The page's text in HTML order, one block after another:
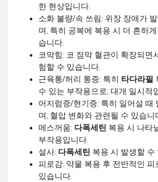
한 현상입니다.
소화 불량/속 쓰림: 위장 장애가
며, 특히 공복에 복용 시 더 흔하
습니다.
코막힘: 코 점막 혈관이 확장되면
험할 수 있습니다.
근육통/허리 통증: 특히 타다라필
수 있는 부작용으로, 대개 일시적
어지럼증/현기증: 특히 일어설 때
며, 혈압 변화와 관련될 수 있습니
메스꺼움: 다폭세틴 복용 시 나타
부작용입니다.
설사: 다폭세틴 복용 시 발생할 수
피로감: 약물 복용 후 전반적인 피
있습니다.